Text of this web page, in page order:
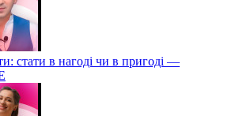
стати в нагоді чи в пригоді —